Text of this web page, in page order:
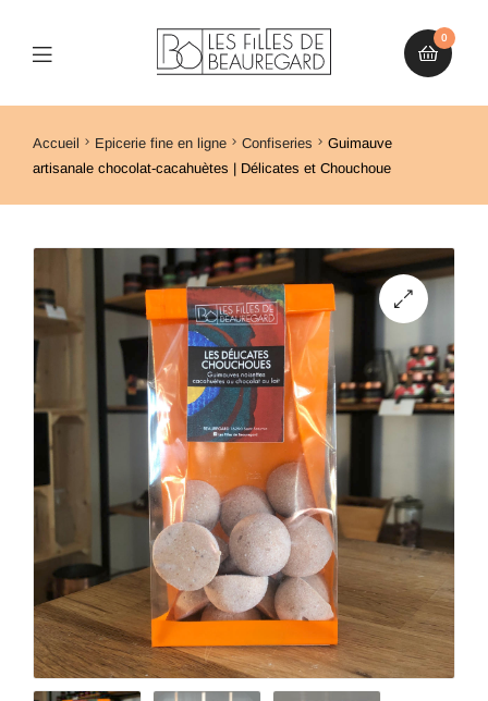
0
Accueil Epicerie fine en ligne Confiseries
Guimauve
artisanale chocolat-cacahuètes | Délicates et Chouchoue